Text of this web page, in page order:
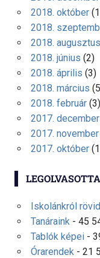
2018. október
2018.
2018. augusztus
2018. június (2)
2018. április (3)
2018. március
2018. február(3)
2017. december
2017. november
2017. október
Iskolánkról
Tanáraink- 45
Tablók képei-
Órarendek- 21